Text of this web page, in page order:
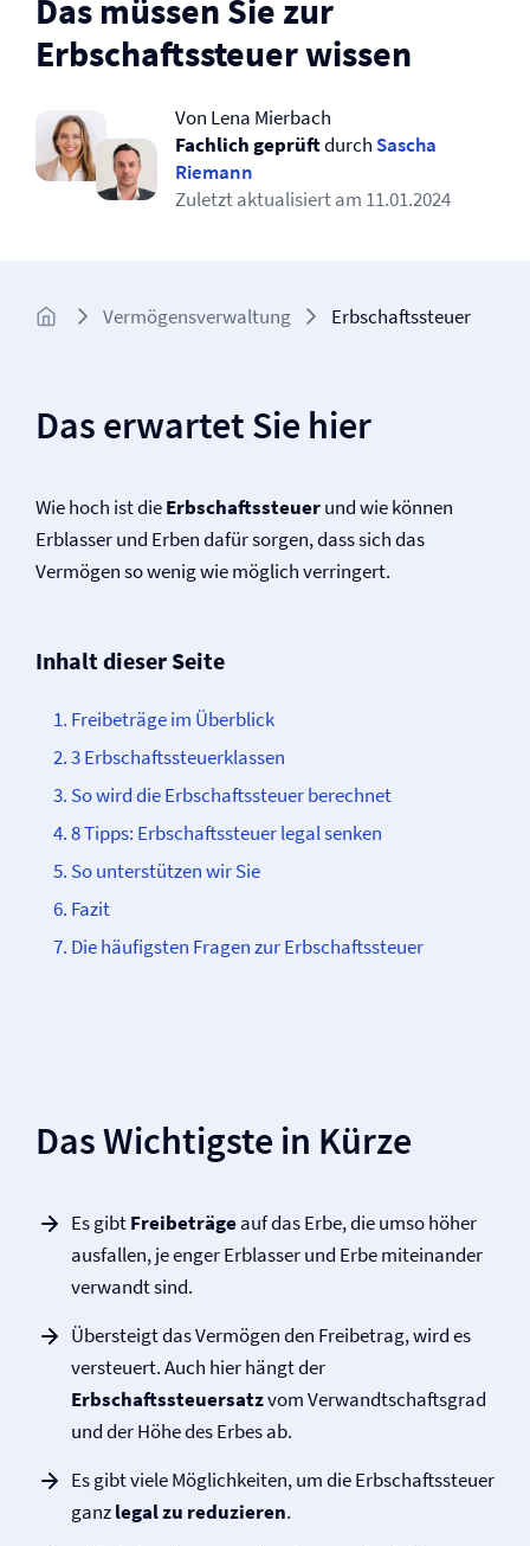
Das müssen Sie zur
Erbschaftssteuer wissen
Von Lena Mierbach
Fachlich geprüftdurch Sascha
Riemann
Zuletzt aktualisiert am 11.01.2024
Vermögens­verwaltung Erbschaftssteuer
Das erwartet Sie hier
Wie hoch ist dieErbschaftssteuerund wie können
Erblasser und Erben dafür sorgen, dass sich das
Vermögen so wenig wie möglich verringert.
Inhalt dieser Seite
Freibeträge im Überblick
3 Erbschaftssteuerklassen
So wird die Erbschaftssteuer berechnet
8 Tipps: Erbschaftssteuer legal senken
So unterstützen wir Sie
Fazit
Die häufigsten Fragen zur Erbschaftssteuer
Das Wichtigste in Kürze
Es gibtFreibeträgeauf das Erbe, die umso höher
ausfallen, je enger Erblasser und Erbe miteinander
verwandt sind.
Übersteigt das Vermögen den Freibetrag, wird es
versteuert. Auch hier hängt der
Erbschaftssteuersatzvom Verwandtschaftsgrad
und der Höhe des Erbes ab.
Es gibt viele Möglichkeiten, um die Erbschaftssteuer
ganzlegal zu reduzieren.